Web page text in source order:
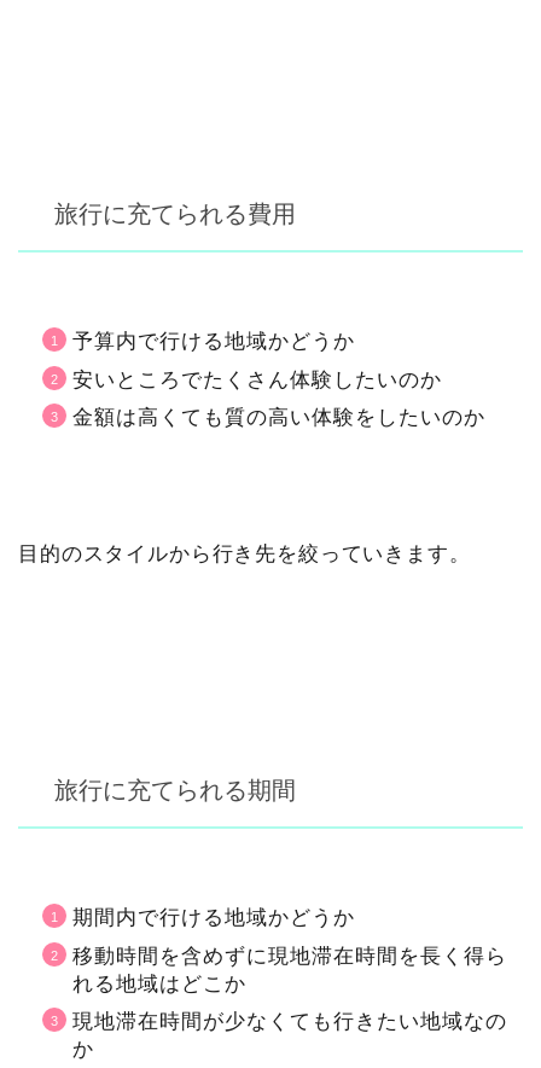
旅行に充てられる費用
予算内で行ける地域かどうか
安いところでたくさん体験したいのか
金額は高くても質の高い体験をしたいのか
目的のスタイルから行き先を絞っていきます。
旅行に充てられる期間
期間内で行ける地域かどうか
移動時間を含めずに現地滞在時間を長く得ら
れる地域はどこか
現地滞在時間が少なくても行きたい地域なの
か